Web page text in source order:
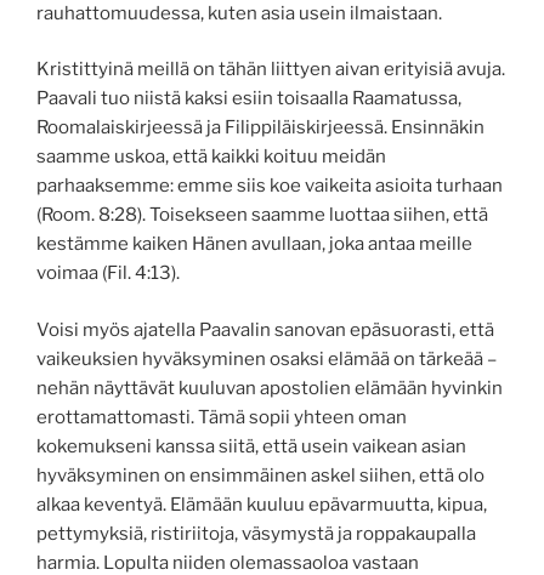
rauhattomuudessa, kuten asia usein ilmaistaan.
Kristittyinä meillä on tähän liittyen aivan erityisiä avuja.
Paavali tuo niistä kaksi esiin toisaalla Raamatussa,
Roomalaiskirjeessä ja Filippiläiskirjeessä. Ensinnäkin
saamme uskoa, että kaikki koituu meidän
parhaaksemme: emme siis koe vaikeita asioita turhaan
(Room. 8:28). Toisekseen saamme luottaa siihen, että
kestämme kaiken Hänen avullaan, joka antaa meille
voimaa (Fil. 4:13).
Voisi myös ajatella Paavalin sanovan epäsuorasti, että
vaikeuksien hyväksyminen osaksi elämää on tärkeää –
nehän näyttävät kuuluvan apostolien elämään hyvinkin
erottamattomasti. Tämä sopii yhteen oman
kokemukseni kanssa siitä, että usein vaikean asian
hyväksyminen on ensimmäinen askel siihen, että olo
alkaa keventyä. Elämään kuuluu epävarmuutta, kipua,
pettymyksiä, ristiriitoja, väsymystä ja roppakaupalla
harmia. Lopulta niiden olemassaoloa vastaan